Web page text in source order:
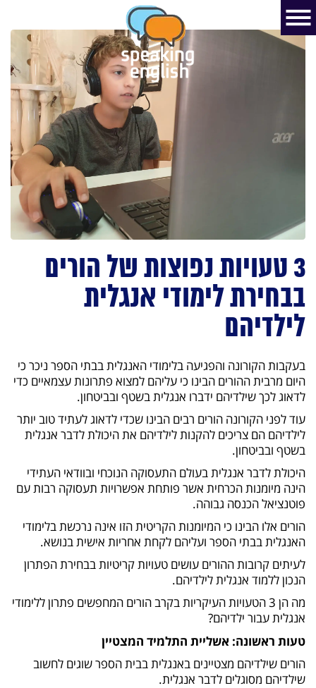
3 טעויות נפוצות של הורים
בבחירת לימודי אנגלית
לילדיהם
בעקבות הקורונה והפגיעה בלימודי האנגלית בבתי הספר ניכר כי
היום מרבית ההורים הבינו כי עליהם למצוא פתרונות עצמאיים כדי
לדאוג לכך שילדיהם ידברו אנגלית בשטף ובביטחון.
עוד לפני הקורונה הורים רבים הבינו שכדי לדאוג לעתיד טוב יותר
לילדיהם הם צריכים להקנות לילדיהם את היכולת לדבר אנגלית
בשטף ובביטחון.
היכולת לדבר אנגלית בעולם התעסוקה הנוכחי ובוודאי העתידי
הינה מיומנות הכרחית אשר פותחת אפשרויות תעסוקה רבות עם
פוטנציאל הכנסה גבוהה.
הורים אלו הבינו כי המיומנות הקריטית הזו אינה נרכשת בלימודי
האנגלית בבתי הספר ועליהם לקחת אחריות אישית בנושא.
לעיתים קרובות ההורים עושים טעויות קריטיות בבחירת הפתרון
הנכון ללמוד אנגלית לילדיהם.
מה הן 3 הטעויות העיקריות בקרב הורים המחפשים פתרון ללימודי
אנגלית עבור ילדיהם?
טעות ראשונה: אשליית התלמיד המצטיין
הורים שילדיהם מצטיינים באנגלית בבית הספר שוגים לחשוב
שילדיהם מסוגלים לדבר אנגלית.